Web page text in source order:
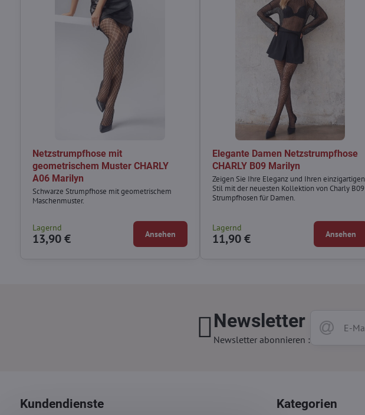
Netzstrumpfhose mit
geometrischem Muster CHARLY
A06 Marilyn
Schwarze Strumpfhose mit geometrischem
Maschenmuster.
Lagernd
13,90 € Ansehen
Elegante Damen Netzstrumpfhose
CHARLY B09 Marilyn
Zeigen Sie Ihre Eleganz und Ihren einzigartigen
Stil mit der neuesten Kollektion von Charly B09
Strumpfhosen für Damen.
Lagernd
11,90 € Ansehen
Newsletter
Newsletter abonnieren :
Kundendienste Kategorien